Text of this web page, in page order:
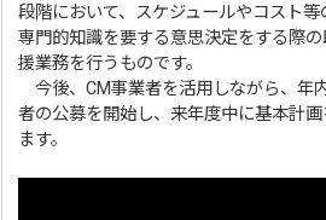
段階において、スケジュールやコスト
専門的知識を要する意思決定をする際
援業務を行うものです。
今後、CM事業者を活用しながら、年
者の公募を開始し、来年度中に基本計
ます。